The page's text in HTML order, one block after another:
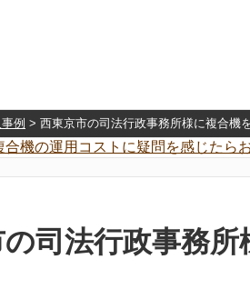
例 > 西東京市の司法行政事務所様に複合機
司法行政事務